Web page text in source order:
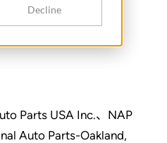
Decline
Parts USA Inc.、NAP
Auto Parts-Oakland,